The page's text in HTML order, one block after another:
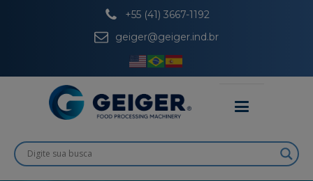
+55 (41) 3667-1192
geiger@geiger.ind.br